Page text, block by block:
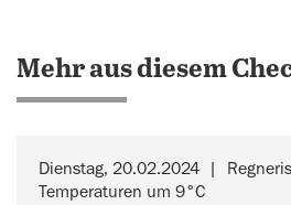
Mehr aus diesem
Dienstag, 20.02.2024
Temperaturen um 9°C